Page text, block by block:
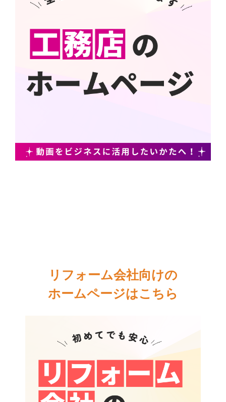
リフォーム会社向けの
ホームページはこちら